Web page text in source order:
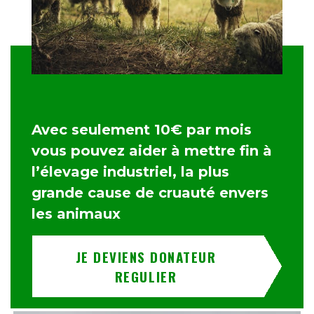
Avec seulement 10€ par mois
vous pouvez aider à mettre fin à
l’élevage industriel, la plus
grande cause de cruauté envers
les animaux
JE DEVIENS DONATEUR
REGULIER